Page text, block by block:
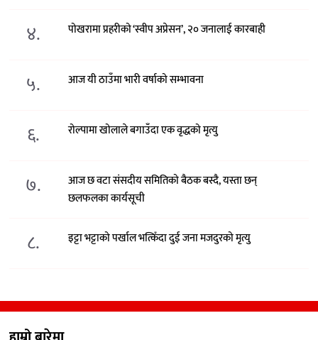
४. पोखरामा प्रहरीको ‘स्वीप अप्रेसन’, २० जनालाई कारबाही
५. आज यी ठाउँमा भारी वर्षाको सम्भावना
६. रोल्पामा खोलाले बगाउँदा एक वृद्धको मृत्यु
७.
आज छ वटा संसदीय समितिको बैठक बस्दै, यस्ता छन्
छलफलका कार्यसूची
८. इट्टा भट्टाको पर्खाल भत्किँदा दुई जना मजदुरको मृत्यु